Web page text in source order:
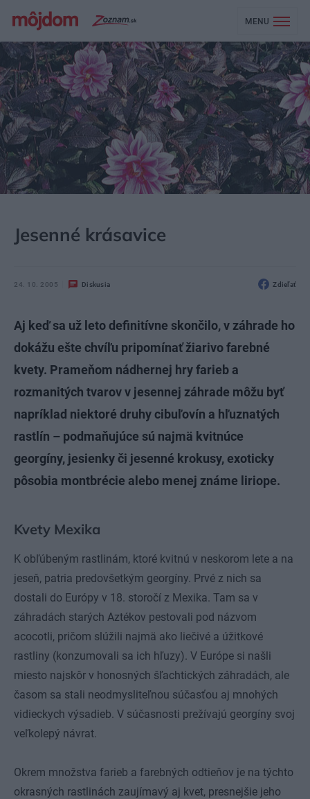
MENU
Jesenné krásavice
24. 10. 2005 Diskusia Zdieľať
Aj keď sa už leto definitívne skončilo, v záhrade ho
dokážu ešte chvíľu pripomínať žiarivo farebné
kvety. Prameňom nádhernej hry farieb a
rozmanitých tvarov v jesennej záhrade môžu byť
napríklad niektoré druhy cibuľovín a hľuznatých
rastlín – podmaňujúce sú najmä kvitnúce
georgíny, jesienky či jesenné krokusy, exoticky
pôsobia montbrécie alebo menej známe liriope.
Kvety Mexika
K obľúbeným rastlinám, ktoré kvitnú v neskorom lete a na
jeseň, patria predovšetkým georgíny. Prvé z nich sa
dostali do Európy v 18. storočí z Mexika. Tam sa v
záhradách starých Aztékov pestovali pod názvom
acocotli, pričom slúžili najmä ako liečivé a úžitkové
rastliny (konzumovali sa ich hľuzy). V Európe si našli
miesto najskôr v honosných šľachtických záhradách, ale
časom sa stali neodmysliteľnou súčasťou aj mnohých
vidieckych výsadieb. V súčasnosti prežívajú georgíny svoj
veľkolepý návrat.
Okrem množstva farieb a farebných odtieňov je na týchto
okrasných rastlinách zaujímavý aj kvet, presnejšie jeho